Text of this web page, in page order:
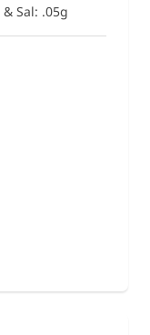
& Sal: .05g